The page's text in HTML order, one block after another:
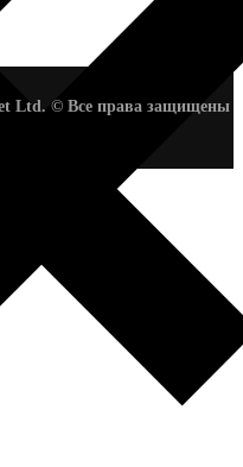
Ltd. © Все права защищены